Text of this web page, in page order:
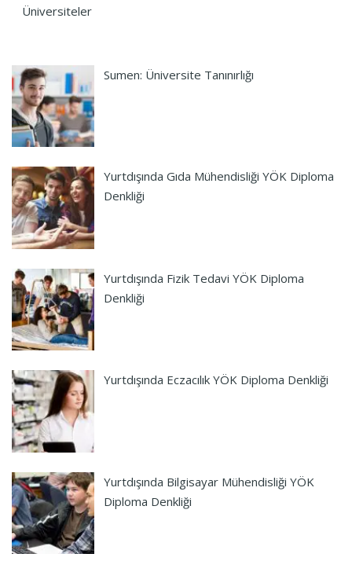
Üniversiteler
Sumen: Üniversite Tanınırlığı
Yurtdışında Gıda Mühendisliği YÖK Diploma
Denkliği
Yurtdışında Fizik Tedavi YÖK Diploma
Denkliği
Yurtdışında Eczacılık YÖK Diploma Denkliği
Yurtdışında Bilgisayar Mühendisliği YÖK
Diploma Denkliği